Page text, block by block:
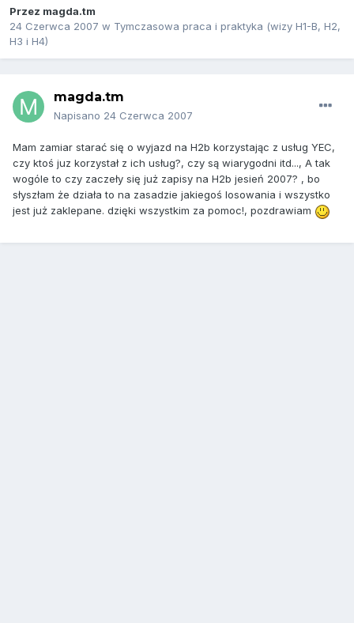
Przez magda.tm
24 Czerwca 2007 w Tymczasowa praca i praktyka (wizy H1-B, H2,
H3 i H4)
magda.tm
Napisano 24 Czerwca 2007
Mam zamiar starać się o wyjazd na H2b korzystając z usług YEC,
czy ktoś juz korzystał z ich usług?, czy są wiarygodni itd..., A tak
wogóle to czy zaczeły się już zapisy na H2b jesień 2007? , bo
słyszłam że działa to na zasadzie jakiegoś losowania i wszystko
jest już zaklepane. dzięki wszystkim za pomoc!, pozdrawiam